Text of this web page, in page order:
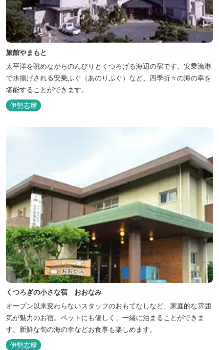
旅館やまもと
太平洋を眺めながらのんびりとくつろげる海辺の宿です。安乗漁港
で水揚げされる安乗ふぐ（あのりふぐ）など、四季折々の海の幸を
堪能することができます。
伊勢志摩
くつろぎの小さな宿 おおなみ
オープン以来変わらないスタッフのおもてなしなど、家庭的な雰囲
気が魅力のお宿。ペットにも優しく、一緒に泊まることができま
す。新鮮な旬の海の幸などお食事も楽しめます。
伊勢志摩